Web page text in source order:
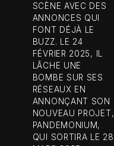
SCÈNE AVEC DES
ANNONCES QUI
FONT DÉJÀ LE
BUZZ. LE 24
FÉVRIER 2025, IL
LÂCHE UNE
BOMBE SUR SES
RÉSEAUX EN
ANNONÇANT SON
NOUVEAU PROJET,
PANDEMONIUM,
QUI SORTIRA LE 28